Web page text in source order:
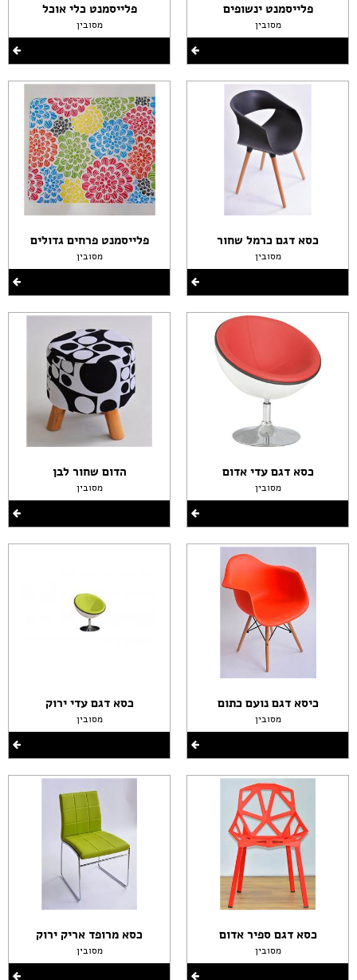
פלייסמנט ינשופים
מסובין
כסא דגם כרמל שחור
מסובין
כסא דגם עדי אדום
מסובין
כיסא דגם נועם כתום
מסובין
כסא דגם ספיר אדום
מסובין
פלייסמנט כלי אוכל
מסובין
פלייסמנט פרחים גדולים
מסובין
הדום שחור לבן
מסובין
כסא דגם עדי ירוק
מסובין
כסא מרופד אריק ירוק
מסובין